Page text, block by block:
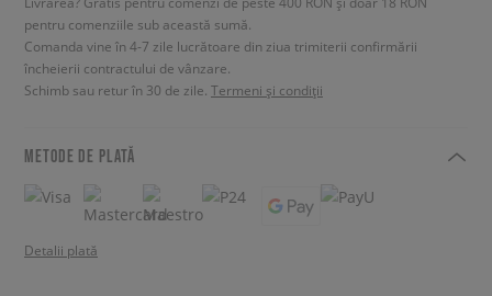
pentru comenziile sub această sumă.
Comanda vine în 4-7 zile lucrătoare din ziua trimiterii confirmării
încheierii contractului de vânzare.
Schimb sau retur în 30 de zile. Termeni și condiții
METODE DE PLATĂ
Detalii plată